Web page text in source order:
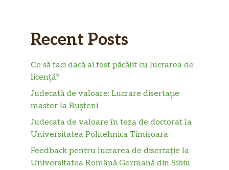
Recent Posts
Ce să faci dacă ai fost păcălit cu lucrarea de
licență?
Judecată de valoare: Lucrare disertație
master la Bușteni
Judecata de valoare în teza de doctorat la
Universitatea Politehnica Timișoara
Feedback pentru lucrarea de disertație la
Universitatea Română Germană din Sibiu